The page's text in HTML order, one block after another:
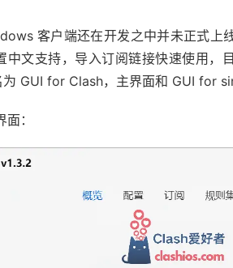
客户端还在开发之中并未正式上
中文支持，导入订阅链接快速使用，
GUI for Clash，主界面和 GUI for
：